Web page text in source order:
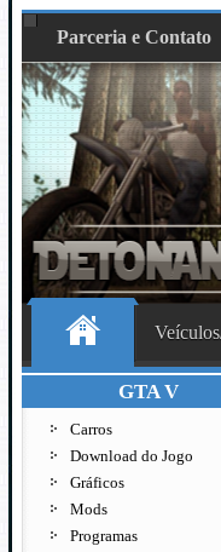
Parceria e Contato
GTA V
Carros
Download do Jogo
Gráficos
Mods
Programas